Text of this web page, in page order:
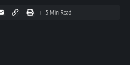
5 Min Read